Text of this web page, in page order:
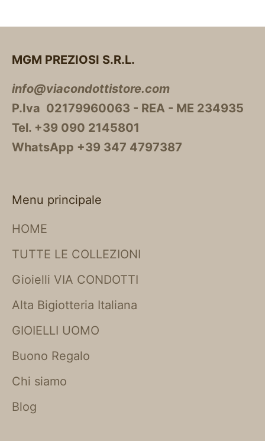
MGM PREZIOSI S.R.L.
info@viacondottistore.com
P.Iva 02179960063 - REA - ME 234935
Tel. +39 090 2145801
WhatsApp +39 347 4797387
Menu principale
HOME
TUTTE LE COLLEZIONI
Gioielli VIA CONDOTTI
Alta Bigiotteria Italiana
GIOIELLI UOMO
Buono Regalo
Chi siamo
Blog